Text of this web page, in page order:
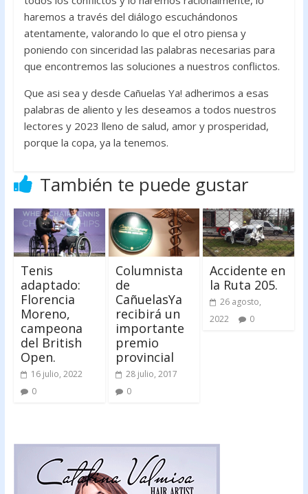
haremos a través del diálogo escuchándonos
atentamente, valorando lo que el otro piensa y
poniendo con sinceridad las palabras necesarias para
que encontremos las soluciones a nuestros conflictos.
Que asi sea y desde Cañuelas Ya! adherimos a esas
palabras de aliento y les deseamos a todos nuestros
lectores y 2023 lleno de salud, amor y prosperidad,
porque la copa, ya la tenemos.
También te puede gustar
Tenis
adaptado:
Florencia
Moreno,
campeona
del British
Open.
16 julio, 2022
0
Columnista
de
CañuelasYa
recibirá un
importante
premio
provincial
28 julio, 2017
0
Accidente en
la Ruta 205.
26 agosto,
2022
0